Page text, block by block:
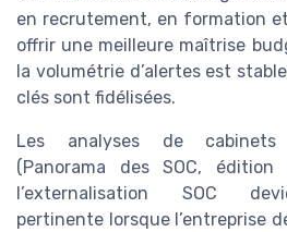
en recrutement, en formation
offrir une meilleure maîtrise
la volumétrie d’alertes est
clés sont fidélisées.
Les analyses de cabinets
(Panorama des SOC,
l’externalisation SOC
pertinente lorsque l’entreprise